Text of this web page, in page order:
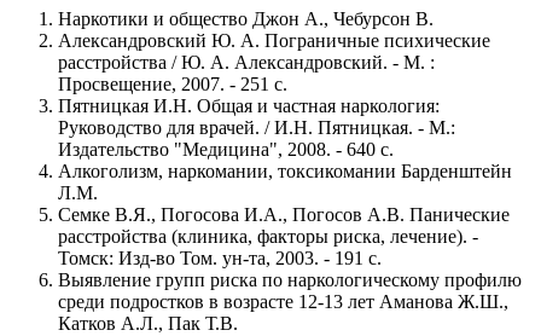
Наркотики и общество Джон А., Чебурсон В.
Александровский Ю. А. Пограничные психические
расстройства / Ю. А. Александровский. - М. :
Просвещение, 2007. - 251 с.
Пятницкая И.Н. Общая и частная наркология:
Руководство для врачей. / И.Н. Пятницкая. - М.:
Издательство "Медицина", 2008. - 640 с.
Алкоголизм, наркомании, токсикомании Барденштейн
Л.M.
Семке В.Я., Погосова И.А., Погосов А.В. Панические
расстройства (клиника, факторы риска, лечение). -
Томск: Изд-во Том. ун-та, 2003. - 191 с.
Выявление групп риска по наркологическому профилю
среди подростков в возрасте 12-13 лет Аманова Ж.Ш.,
Катков А.Л., Пак Т.В.